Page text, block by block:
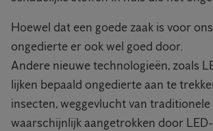
Hoewel dat een goede zaak is voor
ongedierte er ook wel goed door.
Andere nieuwe technologieën, zoals
lijken bepaald ongedierte aan te
insecten, weggevlucht van traditionele
waarschijnlijk aangetrokken door